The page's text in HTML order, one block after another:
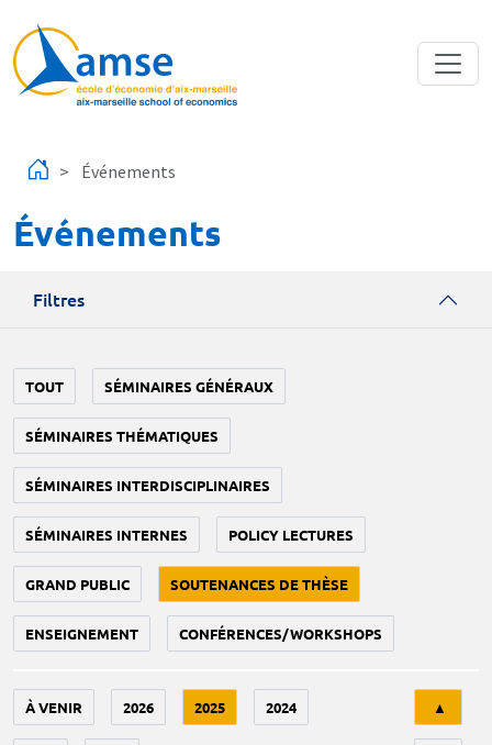
Événements
Événements
Filtres
TOUT SÉMINAIRES GÉNÉRAUX
SÉMINAIRES THÉMATIQUES
SÉMINAIRES INTERDISCIPLINAIRES
SÉMINAIRES INTERNES POLICY LECTURES
GRAND PUBLIC SOUTENANCES DE THÈSE
ENSEIGNEMENT CONFÉRENCES/WORKSHOPS
À VENIR 2026 2025 2024 ▲